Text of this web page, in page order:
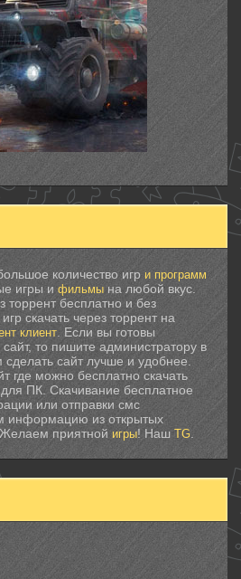
количество игр и программ
игры и фильмы на любой вкус.
торрент бесплатно и без
скачать через торрент на
клиент . Если вы готовы
то пишите администратору в
сайт лучше и удобнее.
где можно бесплатно скачать
ПК. Скачивание бесплатное
или отправки смс
из открытых
Желаем приятной игры! Наш TG